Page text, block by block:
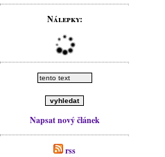
Nálepky:
Napsat nový článek
rss